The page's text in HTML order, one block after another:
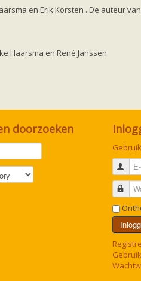
en Erik Korsten . De auteur
Haarsma en René Janssen.
doorzoeken
E-